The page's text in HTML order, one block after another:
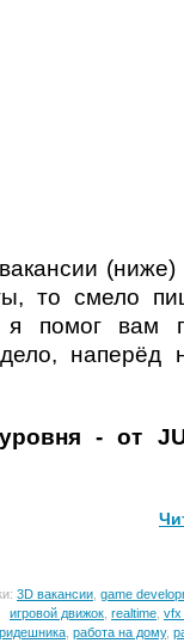
(ниже)
то смело
я помог вам
наперёд
- от
3D вакансии game
игровой движок realtime vfx
работа на дому,